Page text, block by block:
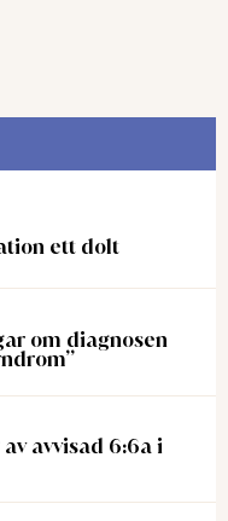
ett dolt
om diagnosen
avvisad 6:6a i